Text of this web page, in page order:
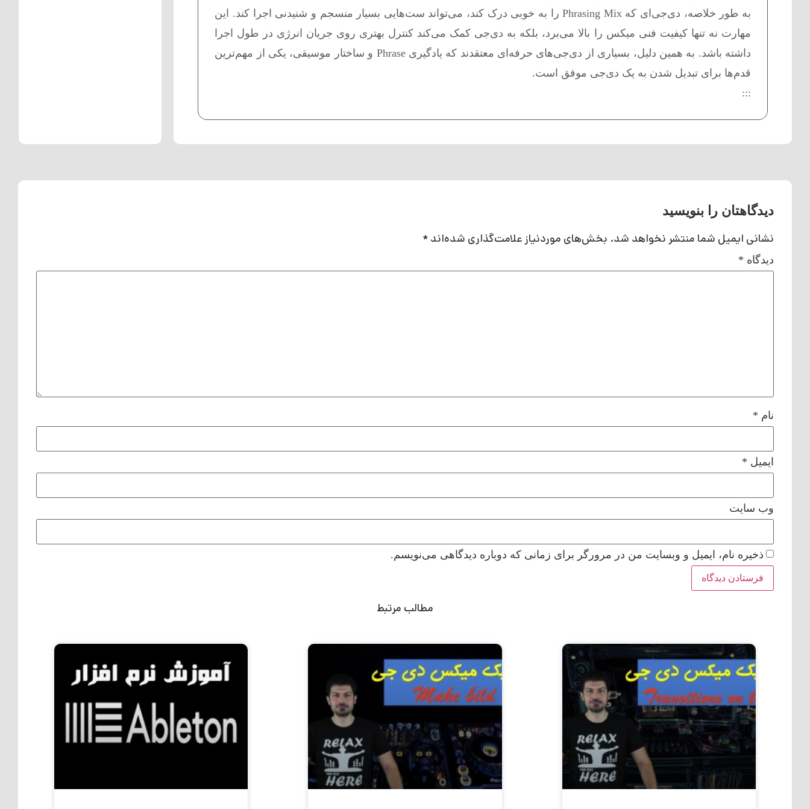
به طور خلاصه، دی‌جی‌ای که Phrasing Mix را به خوبی درک کند، می‌تواند ست‌هایی بسیار منسجم و شنیدنی اجرا کند. این
مهارت نه تنها کیفیت فنی میکس را بالا می‌برد، بلکه به دی‌جی کمک می‌کند کنترل بهتری روی جریان انرژی در طول اجرا
داشته باشد. به همین دلیل، بسیاری از دی‌جی‌های حرفه‌ای معتقدند که یادگیری Phrase و ساختار موسیقی، یکی از مهم‌ترین
قدم‌ها برای تبدیل شدن به یک دی‌جی موفق است.
:::
دیدگاهتان را بنویسید
نشانی ایمیل شما منتشر نخواهد شد. بخش‌های موردنیاز علامت‌گذاری شده‌اند*
دیدگاه *
نام *
ایمیل *
وب‌ سایت
ذخیره نام، ایمیل و وبسایت من در مرورگر برای زمانی که دوباره دیدگاهی می‌نویسم.
مطالب مرتبط